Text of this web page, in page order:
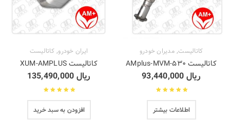
کاتالیست,مدیران خودرو
کاتالیست ۵۳۰-AMplus-MVM
ریال
اطلاعات بیشتر
ایران خودرو, کاتالیست
کاتالیست XUM-AMPLUS
ریال
افزودن به سبد خرید